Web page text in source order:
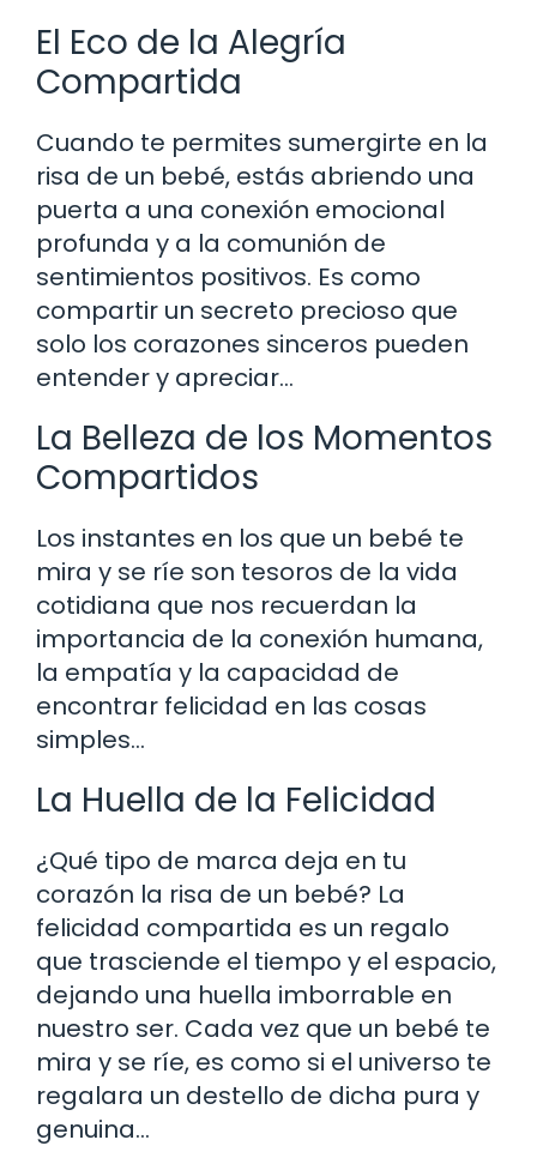
El Eco de la Alegría
Compartida
Cuando te permites sumergirte en la
risa de un bebé, estás abriendo una
puerta a una conexión emocional
profunda y a la comunión de
sentimientos positivos. Es como
compartir un secreto precioso que
solo los corazones sinceros pueden
entender y apreciar…
La Belleza de los Momentos
Compartidos
Los instantes en los que un bebé te
mira y se ríe son tesoros de la vida
cotidiana que nos recuerdan la
importancia de la conexión humana,
la empatía y la capacidad de
encontrar felicidad en las cosas
simples…
La Huella de la Felicidad
¿Qué tipo de marca deja en tu
corazón la risa de un bebé? La
felicidad compartida es un regalo
que trasciende el tiempo y el espacio,
dejando una huella imborrable en
nuestro ser. Cada vez que un bebé te
mira y se ríe, es como si el universo te
regalara un destello de dicha pura y
genuina…